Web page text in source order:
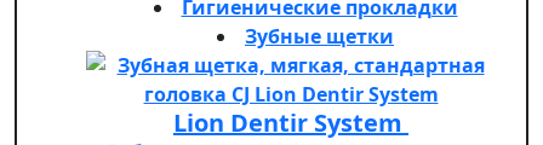
Гигиенические прокладки
Зубные щетки
Lion Dentir System